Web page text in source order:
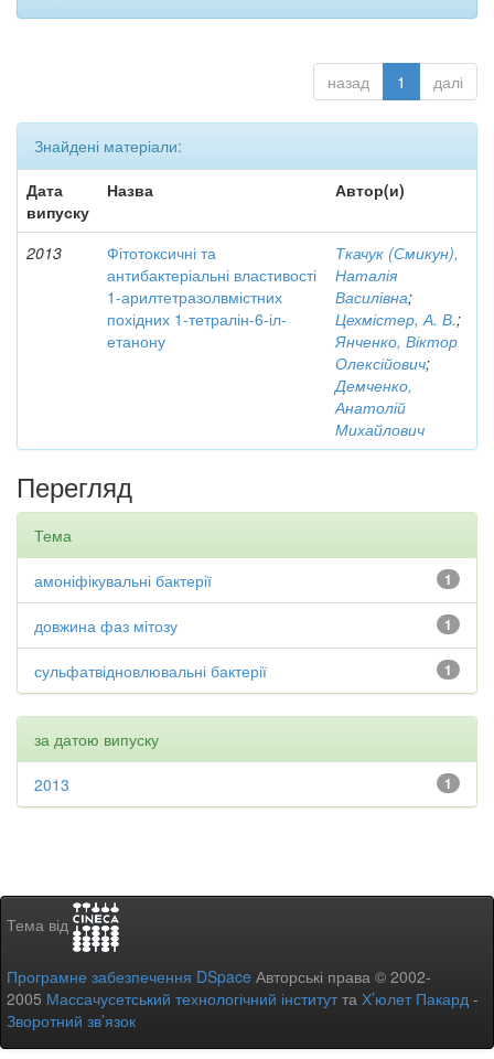
назад 1 далі
Знайдені матеріали:
Дата
випуску
Назва Автор(и)
2013
Фітотоксичні та
антибактеріальні властивості
1-арилтетразолвмістних
похідних 1-тетралін-6-іл-
етанону
Ткачук (Смикун),
Наталія
Василівна;
Цехмістер, А. В.;
Янченко, Віктор
Олексійович;
Демченко,
Анатолій
Михайлович
Перегляд
Тема
1
амоніфікувальні бактерії
1
довжина фаз мітозу
1
сульфатвідновлювальні бактерії
за датою випуску
1
2013
Тема від
Програмне забезпечення DSpace Авторські права © 2002-
2005 Массачусетський технологічний інститутта Х’юлет Пакард -
Зворотний зв’язок